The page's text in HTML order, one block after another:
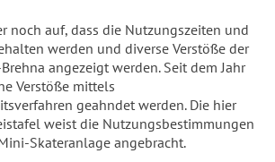
noch auf, dass die Nutzungszeiten und
werden und diverse Verstöße der
angezeigt werden. Seit dem Jahr
Verstöße mittels
geahndet werden. Die hier
weist die Nutzungsbestimmungen
Skateranlage angebracht.